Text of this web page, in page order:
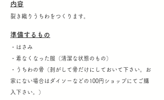
内容
裂き織りうちわをつくります。
準備するもの
・はさみ
・着なくなった服（清潔な状態のもの）
・うちわの骨（剥がして骨だけにしておいて下さい。お
家にない場合はダイソーなどの100円ショップにてご購
入下さい。）